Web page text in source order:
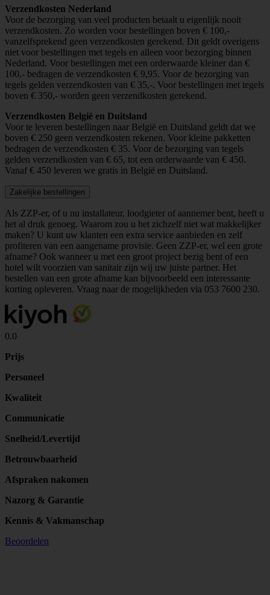
Verzendkosten Nederland
Voor de bezorging van veel producten betaalt u eigenlijk nooit
verzendkosten. Zo worden voor bestellingen boven € 100,-
vanzelfsprekend geen verzendkosten gerekend. Dit geldt overigens
niet voor bestellingen met tegels en alleen voor bezorging binnen
Nederland. Voor bestellingen met een orderwaarde kleiner dan €
100,- bedragen de verzendkosten € 9,95. Voor de bezorging van
tegels gelden verzendkosten van € 35,-. Voor bestellingen met tegels
boven € 350,- worden geen verzendkosten gerekend.
Verzendkosten België en Duitsland
Voor te leveren bestellingen naar België en Duitsland geldt dat we
boven € 250 geen verzendkosten rekenen. Voor kleine pakketten
bedragen de verzendkosten € 35. Voor de bezorging van tegels
gelden verzendkosten van € 65, tot een orderwaarde van € 450.
Vanaf € 450 leveren we gratis in België en Duitsland.
Zakelijke bestellingen
Als ZZP-er, of u nu installateur, loodgieter of aannemer bent, heeft u
het al druk genoeg. Waarom zou u het zichzelf niet wat makkelijker
maken? U kunt uw klanten een extra service aanbieden en zelf
profiteren van een aangename provisie. Geen ZZP-er, wel een grote
afname? Ook wanneer u met een groot project bezig bent of een
hotel wilt voorzien van sanitair zijn wij uw juiste partner. Het
bestellen van een grote afname kan bijvoorbeeld een interessante
korting opleveren. Vraag naar de mogelijkheden via 053 7600 230.
0.0
Prijs
Personeel
Kwaliteit
Communicatie
Snelheid/Levertijd
Betrouwbaarheid
Afspraken nakomen
Nazorg & Garantie
Kennis & Vakmanschap
Beoordelen